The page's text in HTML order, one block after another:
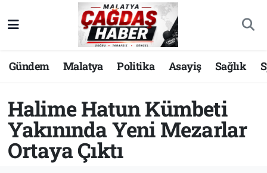
Gündem Malatya Politika Asayiş Sağlık
Halime Hatun Kümbeti
Yakınında Yeni Mezarlar
Ortaya Çıktı
Nöbetçi Eczaneler
Hava Durumu
Malatya Namaz Vakitleri
Trafik Durumu
Süper Lig Puan Durumu ve Fikstür